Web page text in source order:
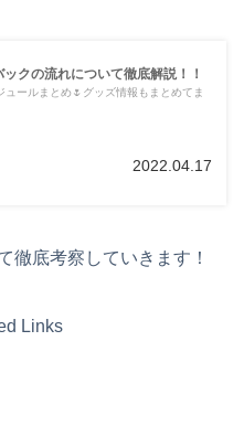
クの流れについて徹底解説！！
ュールまとめ🌷グッズ情報もまとめてま
2022.04.17
徹底考察していきます！
Links